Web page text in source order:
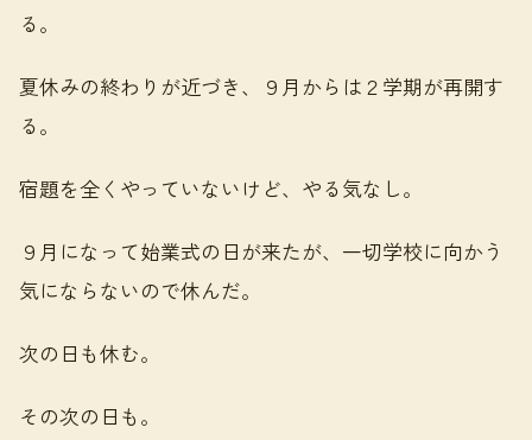
る。
夏休みの終わりが近づき、９月からは２学期が再開す
る。
宿題を全くやっていないけど、やる気なし。
９月になって始業式の日が来たが、一切学校に向かう
気にならないので休んだ。
次の日も休む。
その次の日も。